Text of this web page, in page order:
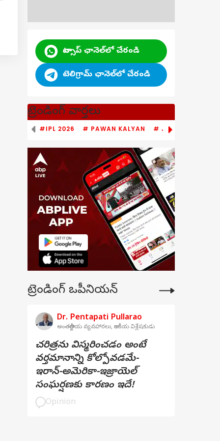
వాట్సాప్ ఛానెల్‌లో చేరండి
టెలిగ్రామ్ ఛానెల్‌లో చేరండి
ట్రెండింగ్ వార్తలు
#IPL 2026 # PAWAN KALYAN # JAGAN MOHAN
ట్రెండింగ్ ఒపీనియన్
Dr. Pentapati Pullarao
అంతర్జాతీయ వ్యవహారలు, రాజకీయ విశ్లేషకుడు
చరిత్రను విస్మరించడం అంటే
వర్తమానాన్ని కోల్పోవడమే-
ఇరాన్-అమెరికా-ఇజ్రాయెల్
సంఘర్షణకు కారణం ఇదే!
Opinion